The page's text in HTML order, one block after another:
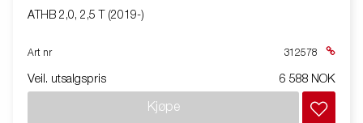
ATHB 2,0, 2,5 T (2019-)
Art nr 312578
Veil. utsalgspris 6 588 NOK
Kjøpe